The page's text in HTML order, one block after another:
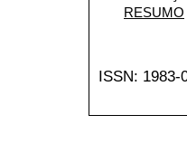
RESUMO
ISSN: 1983-